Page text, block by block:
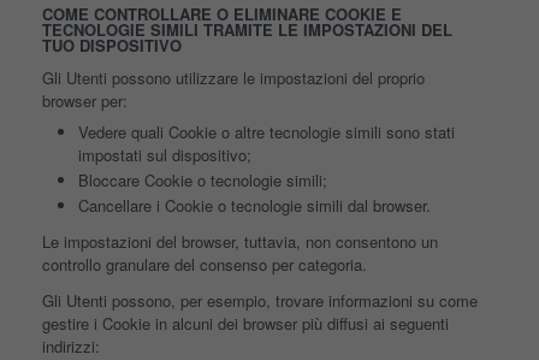
COME CONTROLLARE O ELIMINARE COOKIE E
TECNOLOGIE SIMILI TRAMITE LE IMPOSTAZIONI DEL
TUO DISPOSITIVO
Gli Utenti possono utilizzare le impostazioni del proprio
browser per:
Vedere quali Cookie o altre tecnologie simili sono stati
impostati sul dispositivo;
Bloccare Cookie o tecnologie simili;
Cancellare i Cookie o tecnologie simili dal browser.
Le impostazioni del browser, tuttavia, non consentono un
controllo granulare del consenso per categoria.
Gli Utenti possono, per esempio, trovare informazioni su come
gestire i Cookie in alcuni dei browser più diffusi ai seguenti
indirizzi: